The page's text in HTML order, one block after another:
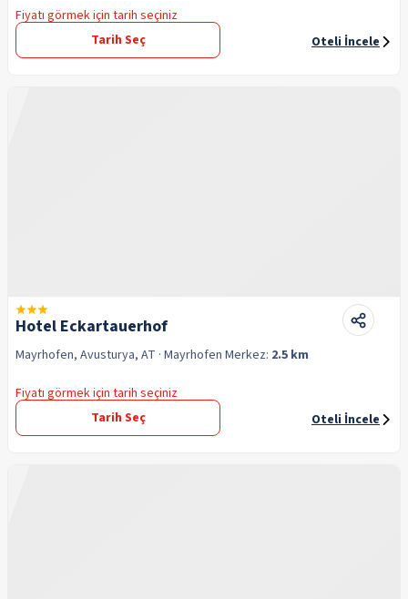
Fiyatı görmek için tarih seçiniz
Tarih Seç
Oteli İncele
Hotel Eckartauerhof
Mayrhofen, Avusturya, AT · Mayrhofen Merkez: 2.5 km
Fiyatı görmek için tarih seçiniz
Tarih Seç
Oteli İncele